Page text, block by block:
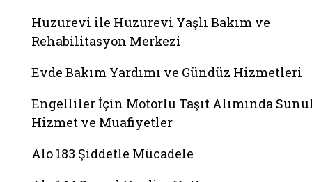
Huzurevi ile Huzurevi Yaşlı Bakım ve
Rehabilitasyon Merkezi
Evde Bakım Yardımı ve Gündüz Hizmetleri
Engelliler İçin Motorlu Taşıt Alımında
Hizmet ve Muafiyetler
Alo 183 Şiddetle Mücadele